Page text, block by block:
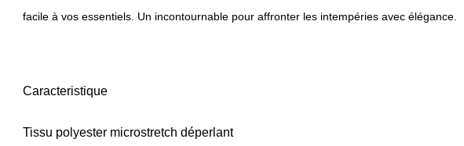
facile à vos essentiels. Un incontournable pour affronter les intempéries avec élégance.
Caracteristique
Tissu polyester microstretch déperlant